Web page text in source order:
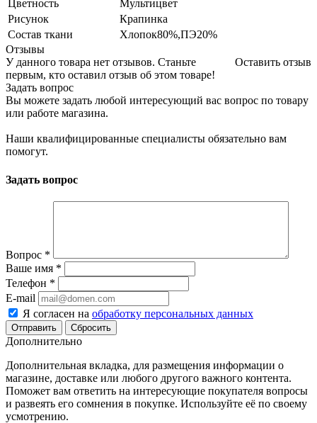
Цветность
Мультицвет
Рисунок
Крапинка
Состав ткани
Хлопок80%,ПЭ20%
Отзывы
Оставить отзыв
У данного товара нет отзывов. Станьте
первым, кто оставил отзыв об этом товаре!
Задать вопрос
Вы можете задать любой интересующий вас вопрос по товару
или работе магазина.
Наши квалифицированные специалисты обязательно вам
помогут.
Задать вопрос
Вопрос *
Ваше имя *
Телефон *
E-mail
Я согласен на обработку персональных данных
Сбросить
Дополнительно
Дополнительная вкладка, для размещения информации о
магазине, доставке или любого другого важного контента.
Поможет вам ответить на интересующие покупателя вопросы
и развеять его сомнения в покупке. Используйте её по своему
усмотрению.